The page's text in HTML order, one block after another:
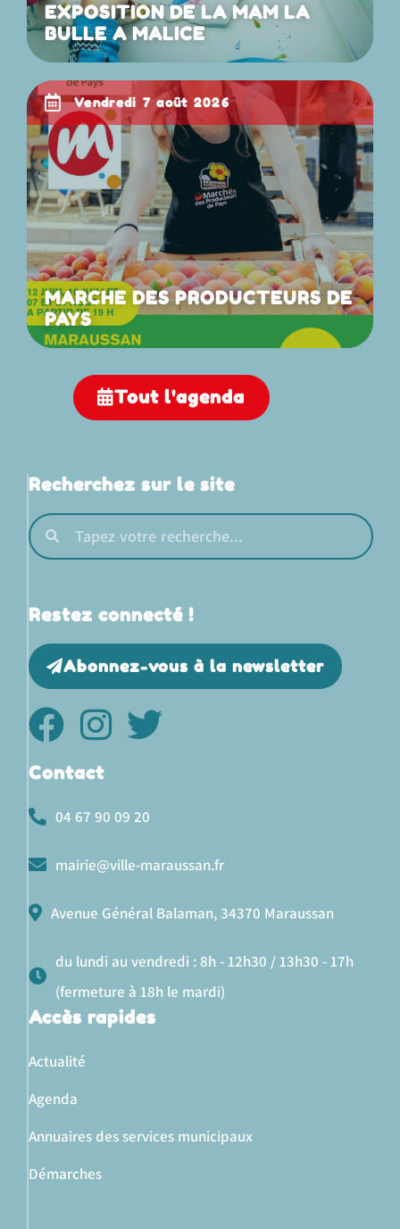
EXPOSITION DE LA MAM LA
BULLE A MALICE
vendredi 7 août 2026
MARCHE DES PRODUCTEURS DE
PAYS
Tout l'agenda
Recherchez sur le site
Restez connecté !
Abonnez-vous à la newsletter
Contact
04 67 90 09 20
mairie@ville-maraussan.fr
Avenue Général Balaman, 34370 Maraussan
du lundi au vendredi : 8h - 12h30 / 13h30 - 17h
(fermeture à 18h le mardi)
Accès rapides
Actualité
Agenda
Annuaires des services municipaux
Démarches